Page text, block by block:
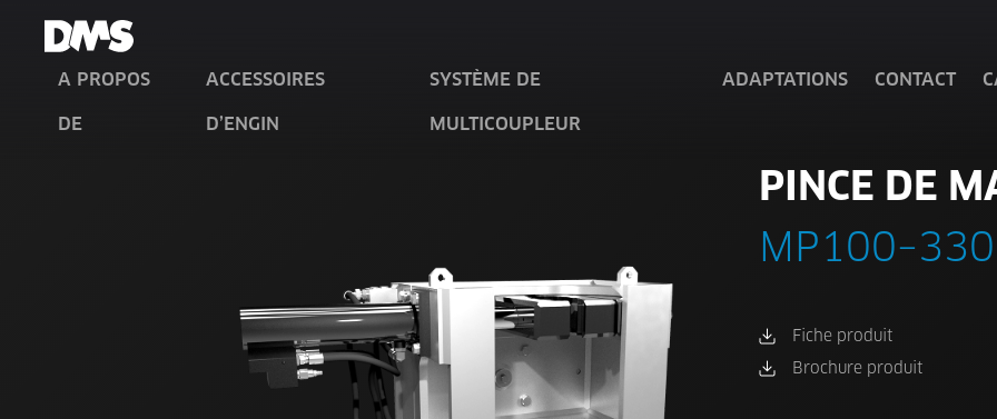
A PROPOS
DE
ACCESSOIRES
D’ENGIN
SYSTÈME DE
MULTICOUPLEUR
ADAPTATIONS CONTACT
PINCE DE
MP100–330
Fiche produit
Brochure produit